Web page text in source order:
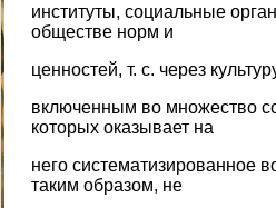
институты, социальные
обществе норм и
ценностей, т. с. через
включенным во множество
которых оказывает на
него систематизированное
таким образом, не